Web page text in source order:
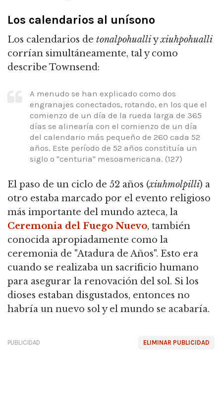
Los calendarios al unísono
Los calendarios de tonalpohualliyxiuhpohualli
corrían simultáneamente, tal y como
describe Townsend:
A menudo se han explicado como dos
engranajes conectados, rotando, en los que el
comienzo de un día de la rueda larga de 365
días se alinearía con el comienzo de un día
del calendario más pequeño de 260 cada 52
años. Este período de 52 años constituía un
siglo o "centuria" mesoamericana. (127)
El paso de un ciclo de 52 años (xiuhmolpilli) a
otro estaba marcado por el evento religioso
más importante del mundo azteca, la
Ceremonia del Fuego Nuevo, también
conocida apropiadamente como la
ceremonia de "Atadura de Años". Esto era
cuando se realizaba un sacrificio humano
para asegurar la renovación del sol. Si los
dioses estaban disgustados, entonces no
habría un nuevo sol y el mundo se acabaría.
ELIMINAR PUBLICIDAD
PUBLICIDAD